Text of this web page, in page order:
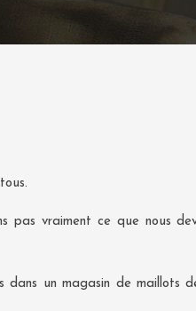
pas vraiment ce que nous
dans un magasin de maillots